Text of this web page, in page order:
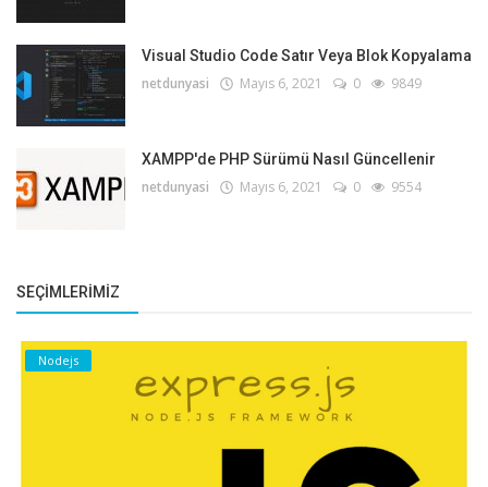
Visual Studio Code Satır Veya Blok Kopyalama
netdunyasi Mayıs 6, 2021 0 9849
XAMPP'de PHP Sürümü Nasıl Güncellenir
netdunyasi Mayıs 6, 2021 0 9554
SEÇIMLERIMIZ
Nodejs